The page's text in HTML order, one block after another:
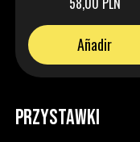
Añadir
PRZYSTAWKI